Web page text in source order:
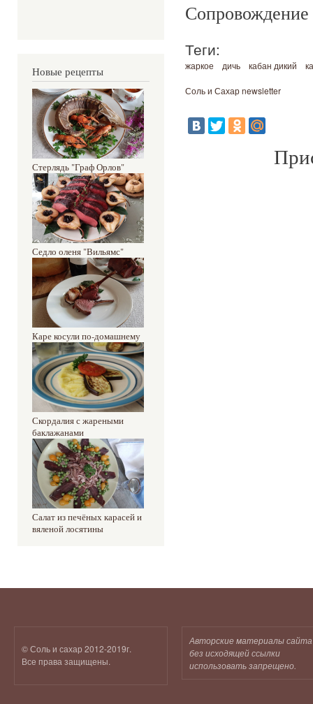
Новые рецепты
Стерлядь "Граф Орлов"
Седло оленя "Вильямс"
Каре косули по-домашнему
Скордалия с жареными
баклажанами
Салат из печёных карасей и
вяленой лосятины
Теги:
жаркое дичь кабан дикий
Соль и Сахар newsletter
© Соль и сахар 2012-2019г.
Все права защищены.
Авторские материалы сайта
без исходящей ссылки
использовать запрещено.